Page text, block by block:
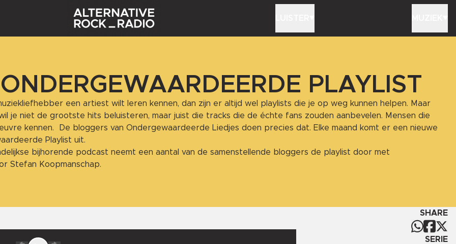
PLAYLIST
een artiest wilt leren kennen, dan zijn er altijd wel playlists die je op weg kunnen helpen. Maar
je niet de grootste hits beluisteren, maar juist die tracks die de échte fans zouden aanbevelen. Mensen die
kennen. De bloggers van Ondergewaardeerde Liedjes doen precies dat. Elke maand komt er een nieuwe
Playlist uit.
bijhorende podcast neemt een aantal van de samenstellende bloggers de playlist door met
Stefan Koopmanschap.
SHARE
SERIE